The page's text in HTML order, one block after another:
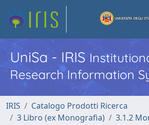
UniSa - IRIS
Research Information
IRIS
Catalogo Prodotti Ricerca
3 Libro (ex Monografia)
3.1.2